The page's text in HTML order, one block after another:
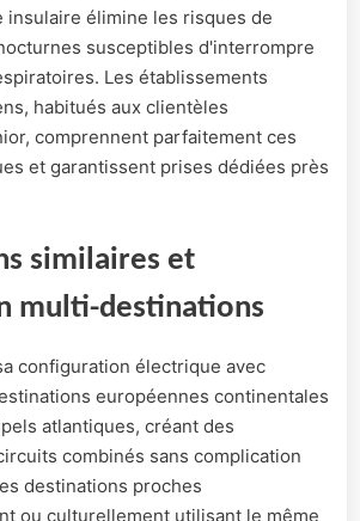
insulaire élimine les risques de
susceptibles d'interrompre
Les établissements
habitués aux clientèles
comprennent parfaitement ces
et garantissent prises dédiées près
similaires et
multi-destinations
configuration électrique avec
européennes continentales
atlantiques, créant des
combinés sans complication
destinations proches
ou culturellement utilisant le même